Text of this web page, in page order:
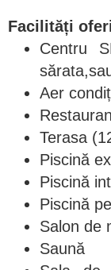
Facilități
Centru
Aer
Terasa
Piscină
Piscină
Piscină
Salon de
Saună